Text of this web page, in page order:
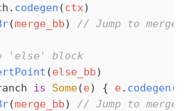
codegen (ctx)
(merge_bb) // Jump to merge
'else' block
(else_bb)
is Some(e) { e. codegen (
(merge_bb) // Jump to merge